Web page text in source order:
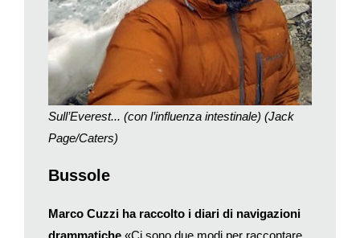
titolo di «viaggiatrice più sfortunata del mondo»; o forse,
insieme, potrebbero pretendere di essere riconosciuti come la
«coppia di viaggiatori più sfortunata del mondo»… Comunque
la questione è solo accademica perché Alice non sembra
molto interessata al titolo e cerca piuttosto di convincere il
compagno a scegliere una tranquilla spiaggia per il prossimo
La storia di Jack Page è davvero eccezionale? Di certo molti
suoi connazionali hanno ricordi simili. Quando la rivista inglese
«Idler» ha lanciato un appello ai suoi lettori per farsi raccontare
ricavarne un volume (Cinquanta vacanze orrende. Storie di
Sull’Everest... (con l’influenza intestinale) (Jack
Page/Caters)
Bussole
Marco Cuzzi ha raccolto i diari di navigazioni